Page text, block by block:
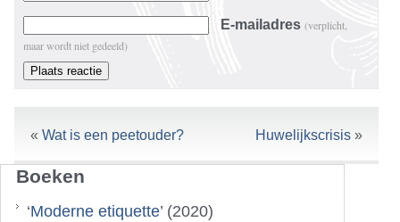
E-mailadres (verplicht,
maar wordt niet gedeeld)
« Wat is een peetouder? Huwelijkscrisis»
Boeken
‘Moderne etiquette’ (2020)